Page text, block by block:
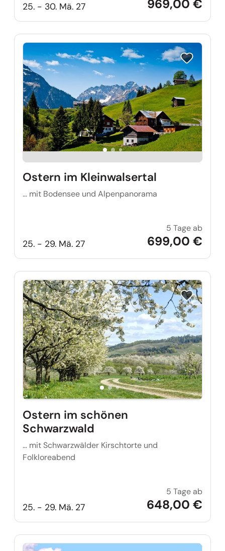
25. - 30. Mä. 27 969,00 €
Reise auf
Ostern im Kleinwalsertal
… mit Bodensee und Alpenpanorama
25. - 29. Mä. 27
5 Tage ab
699,00 €
Reise auf
Ostern im schönen
Schwarzwald
… mit Schwarzwälder Kirschtorte und
Folkloreabend
25. - 29. Mä. 27
5 Tage ab
648,00 €